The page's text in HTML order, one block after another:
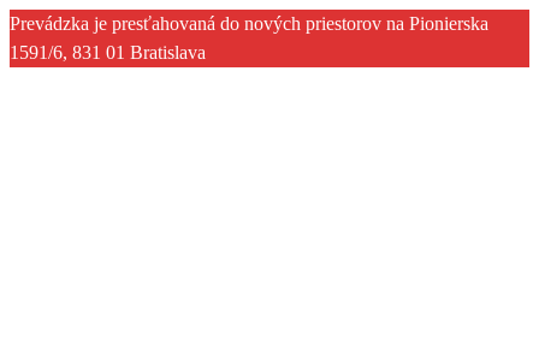
Prevádzka je presťahovaná do nových priestorov na Pionierska
1591/6, 831 01 Bratislava